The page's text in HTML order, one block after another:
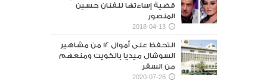
قضية إساءتها للفنان حسين
المنصور‎
2018-04-13
التحفظ على أموال 12 من مشاهير
السوشال ميديا بالكويت ومنعهم
من السفر
2020-07-26